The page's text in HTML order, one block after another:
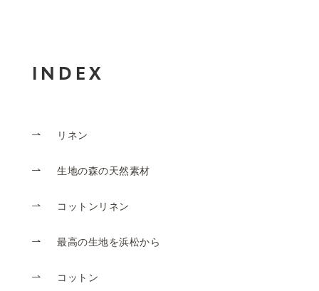
INDEX
リネン
生地の森の天然素材
コットンリネン
最高の生地を浜松から
コットン